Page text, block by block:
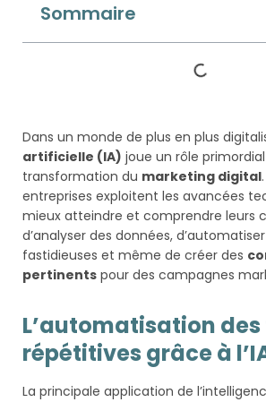
Sommaire
Dans un monde de plus en plus
artificielle (IA) joue un rôle
transformation du marketing digital
entreprises exploitent les avancées
mieux atteindre et comprendre leurs
d’analyser des données,
fastidieuses et même de créer des
pertinents pour des campagnes
L’automatisation
répétitives grâce à
La principale application de